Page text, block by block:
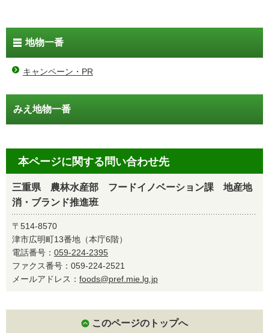
地物一番
キャンペーン・PR
みえ地物一番
本ページに関する問い合わせ先
三重県 農林水産部 フードイノベーション課 地産地
消・ブランド推進班
〒514-8570
津市広明町13番地（本庁6階）
電話番号： 059-224-2395
ファクス番号：059-224-2521
メールアドレス： foods@pref.mie.lg.jp
このページのトップへ